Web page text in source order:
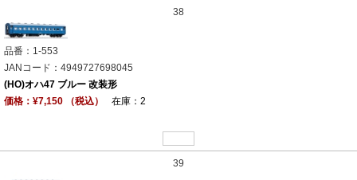
38
品番：1-553
JANコード：4949727698045
(HO)オハ47 ブルー 改装形
価格：¥7,150 （税込）
在庫：2
39